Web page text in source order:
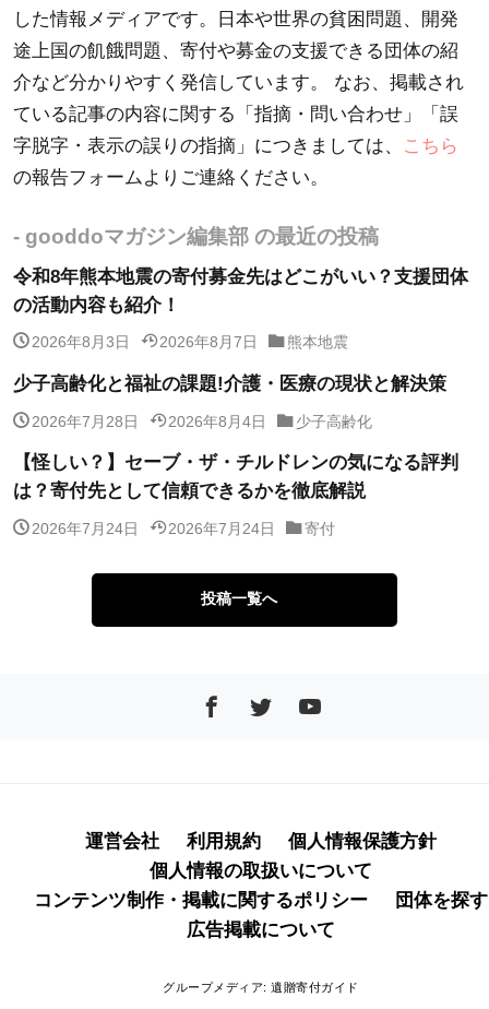
した情報メディアです。日本や世界の貧困問題、開発
途上国の飢餓問題、寄付や募金の支援できる団体の紹
介など分かりやすく発信しています。 なお、掲載され
ている記事の内容に関する「指摘・問い合わせ」「誤
字脱字・表示の誤りの指摘」につきましては、
こちら
の報告フォームよりご連絡ください。
- gooddoマガジン編集部 の最近の投稿
令和8年熊本地震の寄付募金先はどこがいい？支援団体
の活動内容も紹介！
2026年8月3日 2026年8月7日 熊本地震
少子高齢化と福祉の課題!介護・医療の現状と解決策
2026年7月28日 2026年8月4日 少子高齢化
【怪しい？】セーブ・ザ・チルドレンの気になる評判
は？寄付先として信頼できるかを徹底解説
2026年7月24日 2026年7月24日 寄付
投稿一覧へ
運営会社 利用規約
個人情報保護方針
個人情報の取扱いについて
コンテンツ制作・掲載に関するポリシー
団体を探す
広告掲載について
グループメディア:遺贈寄付ガイド